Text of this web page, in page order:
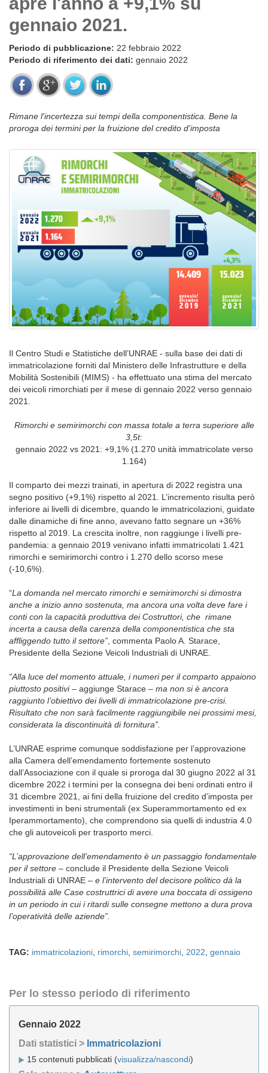
gennaio 2021.
Periodo di pubblicazione: 22 febbraio 2022
Periodo di riferimento dei dati: gennaio 2022
Rimane l'incertezza sui tempi della componentistica. Bene la
proroga dei termini per la fruizione del credito d'imposta
Il Centro Studi e Statistiche dell’UNRAE - sulla base dei dati di
immatricolazione forniti dal Ministero delle Infrastrutture e della
Mobilità Sostenibili (MIMS) - ha effettuato una stima del mercato
dei veicoli rimorchiati per il mese di gennaio 2022 verso gennaio
2021.
Rimorchi e semirimorchi con massa totale a terra superiore alle
3,5t:
gennaio 2022 vs 2021: +9,1% (1.270 unità immatricolate verso
1.164)
Il comparto dei mezzi trainati, in apertura di 2022 registra una
segno positivo (+9,1%) rispetto al 2021. L’incremento risulta però
inferiore ai livelli di dicembre, quando le immatricolazioni, guidate
dalle dinamiche di fine anno, avevano fatto segnare un +36%
rispetto al 2019. La crescita inoltre, non raggiunge i livelli pre-
pandemia: a gennaio 2019 venivano infatti immatricolati 1.421
rimorchi e semirimorchi contro i 1.270 dello scorso mese
(-10,6%).
“La domanda nel mercato rimorchi e semirimorchi si dimostra
anche a inizio anno sostenuta, ma ancora una volta deve fare i
conti con la capacità produttiva dei Costruttori, che rimane
incerta a causa della carenza della componentistica che sta
affliggendo tutto il settore”, commenta Paolo A. Starace,
Presidente della Sezione Veicoli Industriali di UNRAE.
“Alla luce del momento attuale, i numeri per il comparto appaiono
piuttosto positivi– aggiunge Starace – ma non si è ancora
raggiunto l’obiettivo dei livelli di immatricolazione pre-crisi.
Risultato che non sarà facilmente raggiungibile nei prossimi mesi,
considerata la discontinuità di fornitura”.
L’UNRAE esprime comunque soddisfazione per l’approvazione
alla Camera dell’emendamento fortemente sostenuto
dall’Associazione con il quale si proroga dal 30 giugno 2022 al 31
dicembre 2022 i termini per la consegna dei beni ordinati entro il
31 dicembre 2021, ai fini della fruizione del credito d’imposta per
investimenti in beni strumentali (ex Superammortamento ed ex
Iperammortamento), che comprendono sia quelli di industria 4.0
che gli autoveicoli per trasporto merci.
“L’approvazione dell’emendamento è un passaggio fondamentale
per il settore – conclude il Presidente della Sezione Veicoli
Industriali di UNRAE – e l’intervento del decisore politico dà la
possibilità alle Case costruttrici di avere una boccata di ossigeno
in un periodo in cui i ritardi sulle consegne mettono a dura prova
l’operatività delle aziende”.
TAG: immatricolazioni, rimorchi, semirimorchi, 2022, gennaio
Per lo stesso periodo di riferimento
Gennaio 2022
Dati statistici > Immatricolazioni
15 contenuti pubblicati (visualizza/nascondi)